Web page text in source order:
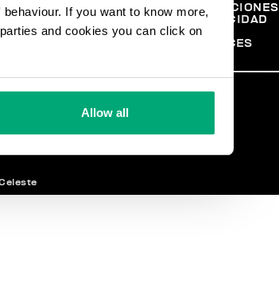
If you want to know more,
and cookies you can click on
Allow all
ÁREA
LEGAL
TÉRMINOS Y CONDICIONES
POLÍTICA DE PRIVACIDAD
COOKIES
COOKIE PREFERENCES